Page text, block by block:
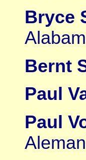
Bryce
Bernt
Paul
Paul